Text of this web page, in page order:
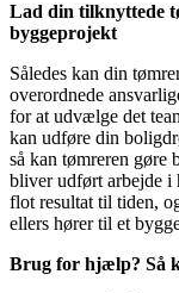
Lad din tilknyttede
byggeprojekt
Således kan din
overordnede
for at udvælge det
kan udføre din
så kan tømreren gøre
bliver udført arbejde i
flot resultat til tiden,
ellers hører til et
Brug for hjælp? Så